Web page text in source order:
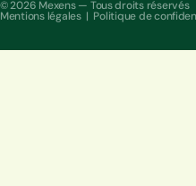
© 2026 Mexens — Tous droits réservés
Mentions légales| Politique de